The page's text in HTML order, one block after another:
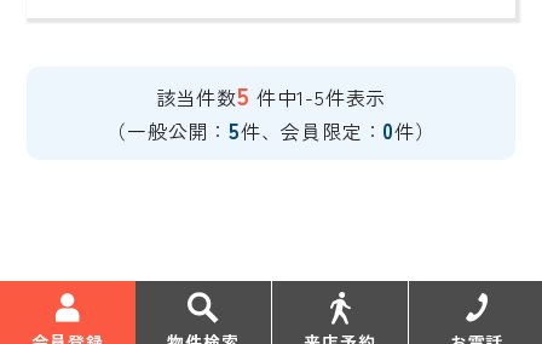
該当件数5 件中1-5件表示
（一般公開： 5件、会員限定： 0件）